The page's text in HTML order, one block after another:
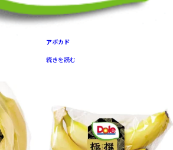
アボカド
続きを読む